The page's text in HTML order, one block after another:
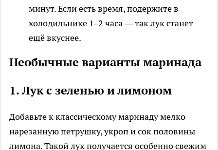
минут. Если есть время, подержите в
холодильнике 1–2 часа — так лук станет
ещё вкуснее.
Необычные варианты маринада
1. Лук с зеленью и лимоном
Добавьте к классическому маринаду мелко
нарезанную петрушку, укроп и сок половины
лимона. Такой лук получается особенно свежим